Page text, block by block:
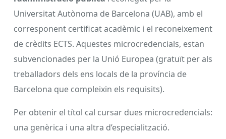
Universitat Autònoma de Barcelona (UAB), amb el
corresponent certificat acadèmic i el reconeixement
de crèdits ECTS. Aquestes microcredencials, estan
subvencionades per la Unió Europea (gratuït per als
treballadors dels ens locals de la província de
Barcelona que compleixin els requisits).
Per obtenir el títol cal cursar dues microcredencials:
una genèrica i una altra d’especialització.